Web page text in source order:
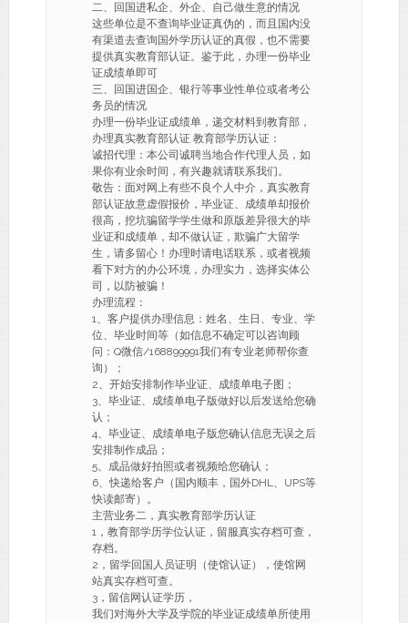
二、回国进私企、外企、自己做生意的情况
这些单位是不查询毕业证真伪的，而且国内没
有渠道去查询国外学历认证的真假，也不需要
提供真实教育部认证。鉴于此，办理一份毕业
证成绩单即可
三、回国进国企、银行等事业性单位或者考公
务员的情况
办理一份毕业证成绩单，递交材料到教育部，
办理真实教育部认证 教育部学历认证：
诚招代理：本公司诚聘当地合作代理人员，如
果你有业余时间，有兴趣就请联系我们。
敬告：面对网上有些不良个人中介，真实教育
部认证故意虚假报价，毕业证、成绩单却报价
很高，挖坑骗留学学生做和原版差异很大的毕
业证和成绩单，却不做认证，欺骗广大留学
生，请多留心！办理时请电话联系，或者视频
看下对方的办公环境，办理实力，选择实体公
司，以防被骗！
办理流程：
1、客户提供办理信息：姓名、生日、专业、学
位、毕业时间等（如信息不确定可以咨询顾
问：Q微信/168899991我们有专业老师帮你查
询）；
2、开始安排制作毕业证、成绩单电子图；
3、毕业证、成绩单电子版做好以后发送给您确
认；
4、毕业证、成绩单电子版您确认信息无误之后
安排制作成品；
5、成品做好拍照或者视频给您确认；
6、快递给客户（国内顺丰，国外DHL、UPS等
快读邮寄）。
主营业务二，真实教育部学历认证
1，教育部学历学位认证，留服真实存档可查，
存档。
2，留学回国人员证明（使馆认证），使馆网
站真实存档可查。
3，留信网认证学历，
我们对海外大学及学院的毕业证成绩单所使用